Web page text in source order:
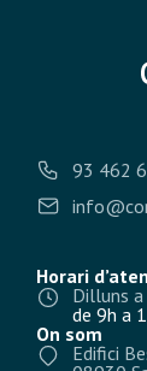
93 462
Horari
Dilluns a
de 9h a
On som
Edifici